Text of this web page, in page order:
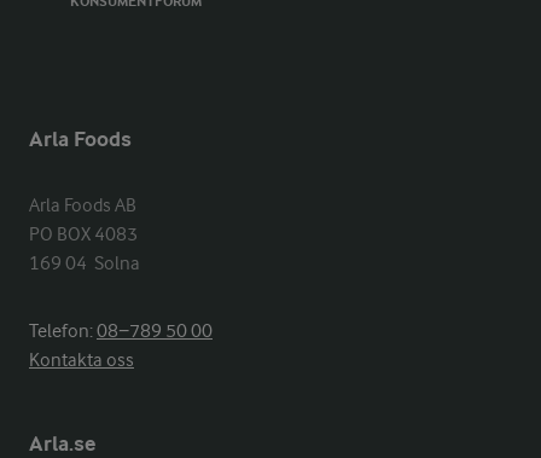
Arla Foods
Arla Foods AB
PO BOX 4083
169 04  Solna
Telefon:08−789 50 00
Kontakta oss
Arla.se